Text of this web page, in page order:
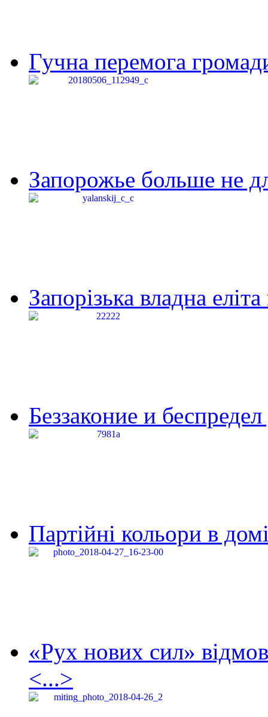
Гучна перемога
Запорожье больше не
Запорізька владна
Беззаконие и
Партійні кольори в
«Рух нових сил»
<...>